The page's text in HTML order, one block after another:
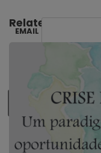
EMAIL
SUBSCRIBE ME
Related Posts: